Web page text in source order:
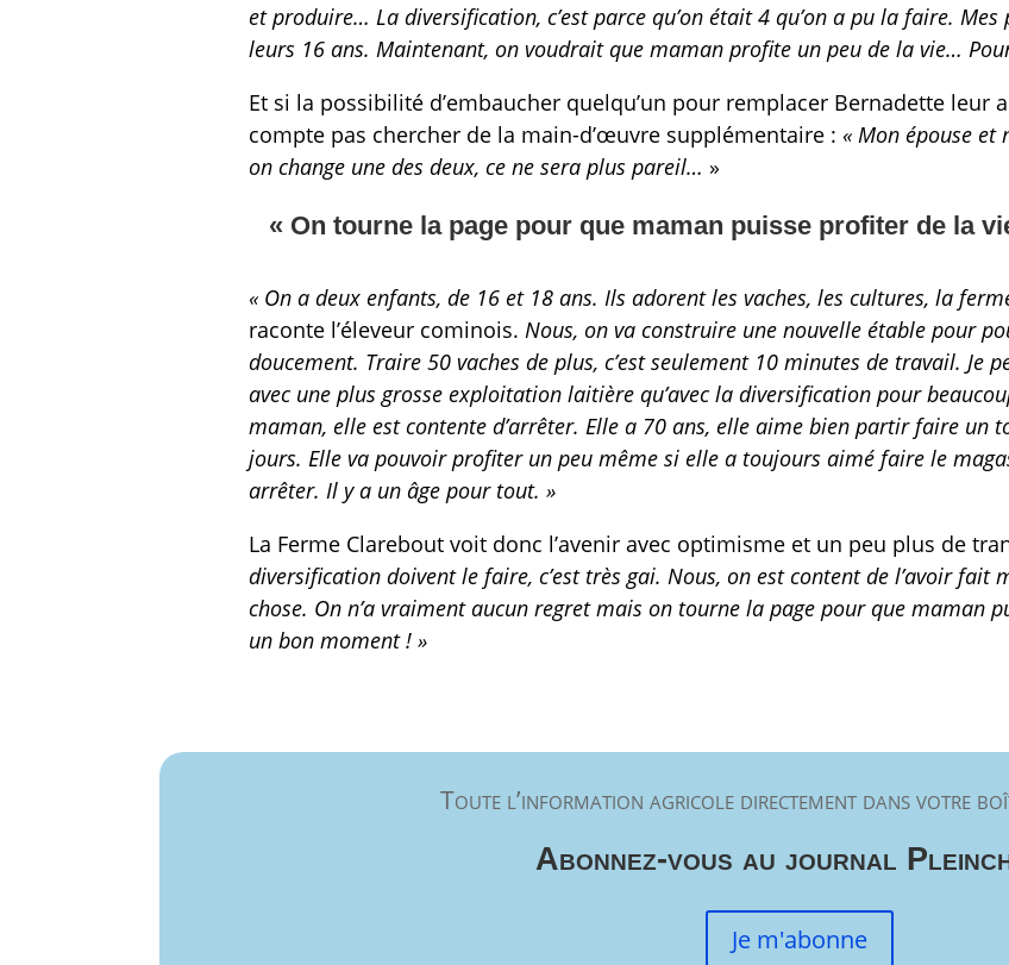
et produire… La diversification, c’est parce qu’on était 4 qu’on a pu la faire.
leurs 16 ans. Maintenant, on voudrait que maman profite un peu de la vie…
Et si la possibilité d’embaucher quelqu’un pour remplacer Bernadette leur
compte pas chercher de la main-d’œuvre supplémentaire :« Mon épouse
on change une des deux, ce ne sera plus pareil… »
« On tourne la page pour que maman puisse profiter de la
« On a deux enfants, de 16 et 18 ans. Ils adorent les vaches, les cultures, la
raconte l’éleveur cominois. Nous, on va construire une nouvelle étable pour
doucement. Traire 50 vaches de plus, c’est seulement 10 minutes de travail. Je
avec une plus grosse exploitation laitière qu’avec la diversification pour
maman, elle est contente d’arrêter. Elle a 70 ans, elle aime bien partir faire un
jours. Elle va pouvoir profiter un peu même si elle a toujours aimé faire le
arrêter. Il y a un âge pour tout. »
La Ferme Clarebout voit donc l’avenir avec optimisme et un peu plus de
diversification doivent le faire, c’est très gai. Nous, on est content de l’avoir fait
chose. On n’a vraiment aucun regret mais on tourne la page pour que maman
un bon moment ! »
Toute l’information agricole directement dans votre
Abonnez-vous au journal
Je m'abonne